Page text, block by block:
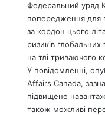
Федеральний уряд
попередження для
за кордон цього
ризиків глобальних
на тлі триваючого
У повідомленні,
Affairs Canada,
підвищене
також можливі